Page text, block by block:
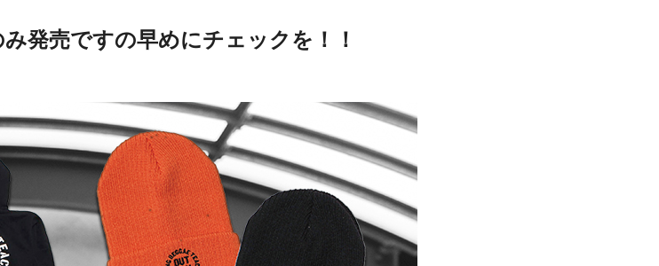
発売ですの早めにチェックを！！